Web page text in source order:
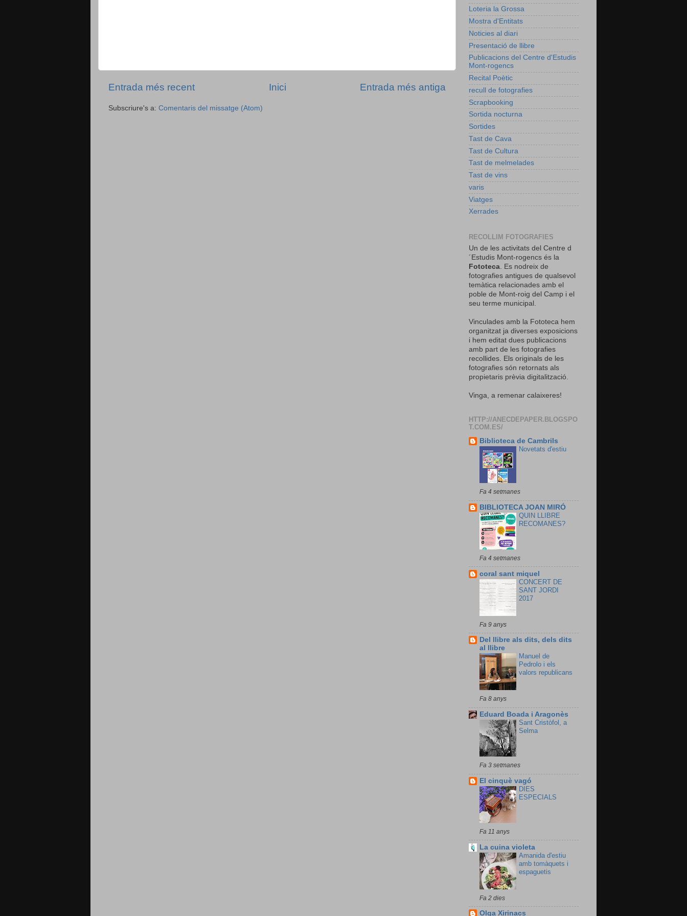
Entrada més recent Entrada més antiga
Inici
Subscriure's a: Comentaris del missatge (Atom)
Loteria la Grossa
Mostra d'Entitats
Noticies al diari
Presentació de llibre
Publicacions del Centre d'Estudis
Mont-rogencs
Recital Poètic
recull de fotografies
Scrapbooking
Sortida nocturna
Sortides
Tast de Cava
Tast de Cultura
Tast de melmelades
Tast de vins
varis
Viatges
Xerrades
RECOLLIM FOTOGRAFIES
Un de les activitats del Centre d
´Estudis Mont-rogencs és la
Fototeca. Es nodreix de
fotografies antigues de qualsevol
temàtica relacionades amb el
poble de Mont-roig del Camp i el
seu terme municipal.
Vinculades amb la Fototeca hem
organitzat ja diverses exposicions
i hem editat dues publicacions
amb part de les fotografies
recollides. Els originals de les
fotografies són retornats als
propietaris prèvia digitalització.
Vinga, a remenar calaixeres!
HTTP://ANECDEPAPER.BLOGSPO
T.COM.ES/
Biblioteca de Cambrils
Novetats d'estiu
Fa 4 setmanes
BIBLIOTECA JOAN MIRÓ
QUIN LLIBRE
RECOMANES?
Fa 4 setmanes
coral sant miquel
CONCERT DE
SANT JORDI
2017
Fa 9 anys
Del llibre als dits, dels dits
al llibre
Manuel de
Pedrolo i els
valors republicans
Fa 8 anys
Eduard Boada i Aragonès
Sant Cristòfol, a
Selma
Fa 3 setmanes
El cinquè vagó
DIES
ESPECIALS
Fa 11 anys
La cuina violeta
Amanida d'estiu
amb tomàquets i
espaguetis
Fa 2 dies
Olga Xirinacs